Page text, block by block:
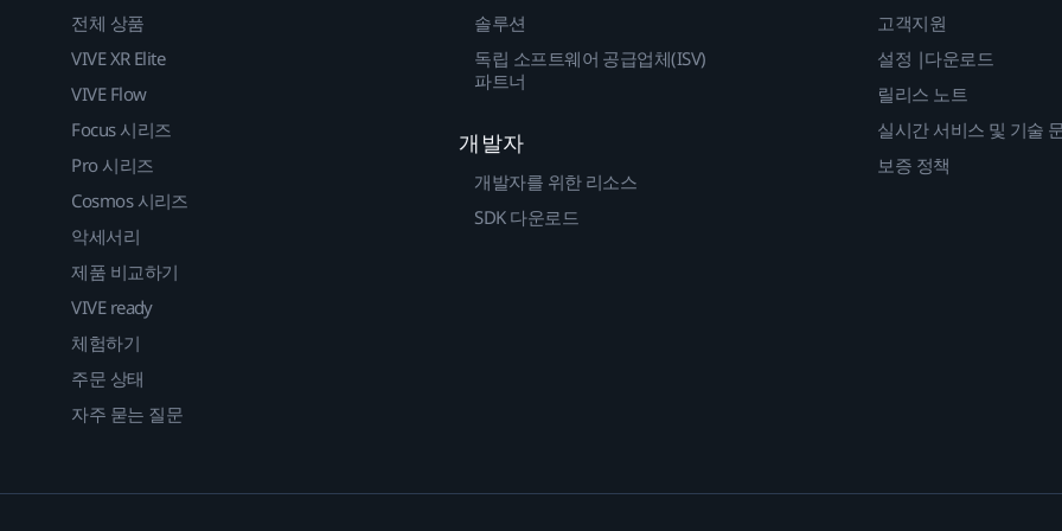
전체 상품
VIVE XR Elite
VIVE Flow
Focus 시리즈
Pro 시리즈
Cosmos 시리즈
악세서리
제품 비교하기
VIVE ready
체험하기
주문 상태
자주 묻는 질문
솔루션
독립 소프트웨어 공급업체(ISV)
파트너
개발자
개발자를 위한 리소스
SDK 다운로드
고객지원
설정 |다운로드
릴리스 노트
실시간 서비스 및 기술
보증 정책